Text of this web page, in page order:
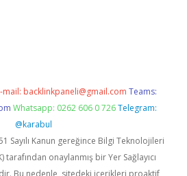
mail: backlinkpaneli@gmail.com Teams:
Whatsapp: 0262 606 0 726 Telegram:
@karabul
Sayılı Kanun gereğince Bilgi Teknolojileri
tarafından onaylanmış bir Yer Sağlayıcı
Bu nedenle, sitedeki içerikleri proaktif